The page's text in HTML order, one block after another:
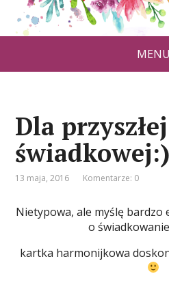
MENU
Dla przyszłej
świadkowej:)
13 maja, 2016 Komentarze: 0
Nietypowa, ale myślę
o
kartka harmonijkowa